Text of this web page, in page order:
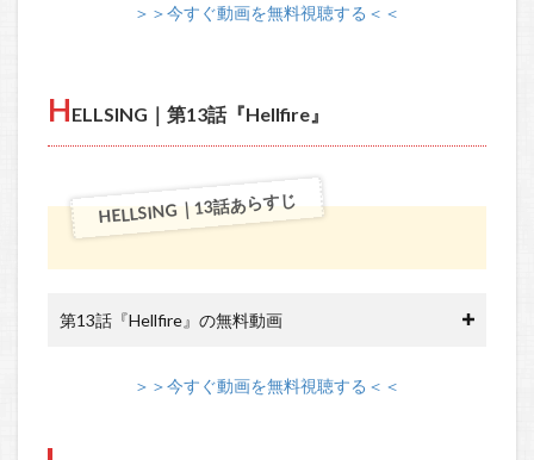
＞＞今すぐ動画を無料視聴する＜＜
HELLSING｜第13話『Hellfire』
HELLSING｜13話あらすじ
第13話『Hellfire』の無料動画
＞＞今すぐ動画を無料視聴する＜＜